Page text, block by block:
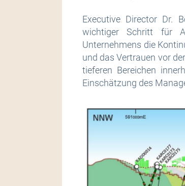
Executive Director Dr.
wichtiger Schritt für
Unternehmens die
und das Vertrauen vor
tieferen Bereichen
Einschätzung des